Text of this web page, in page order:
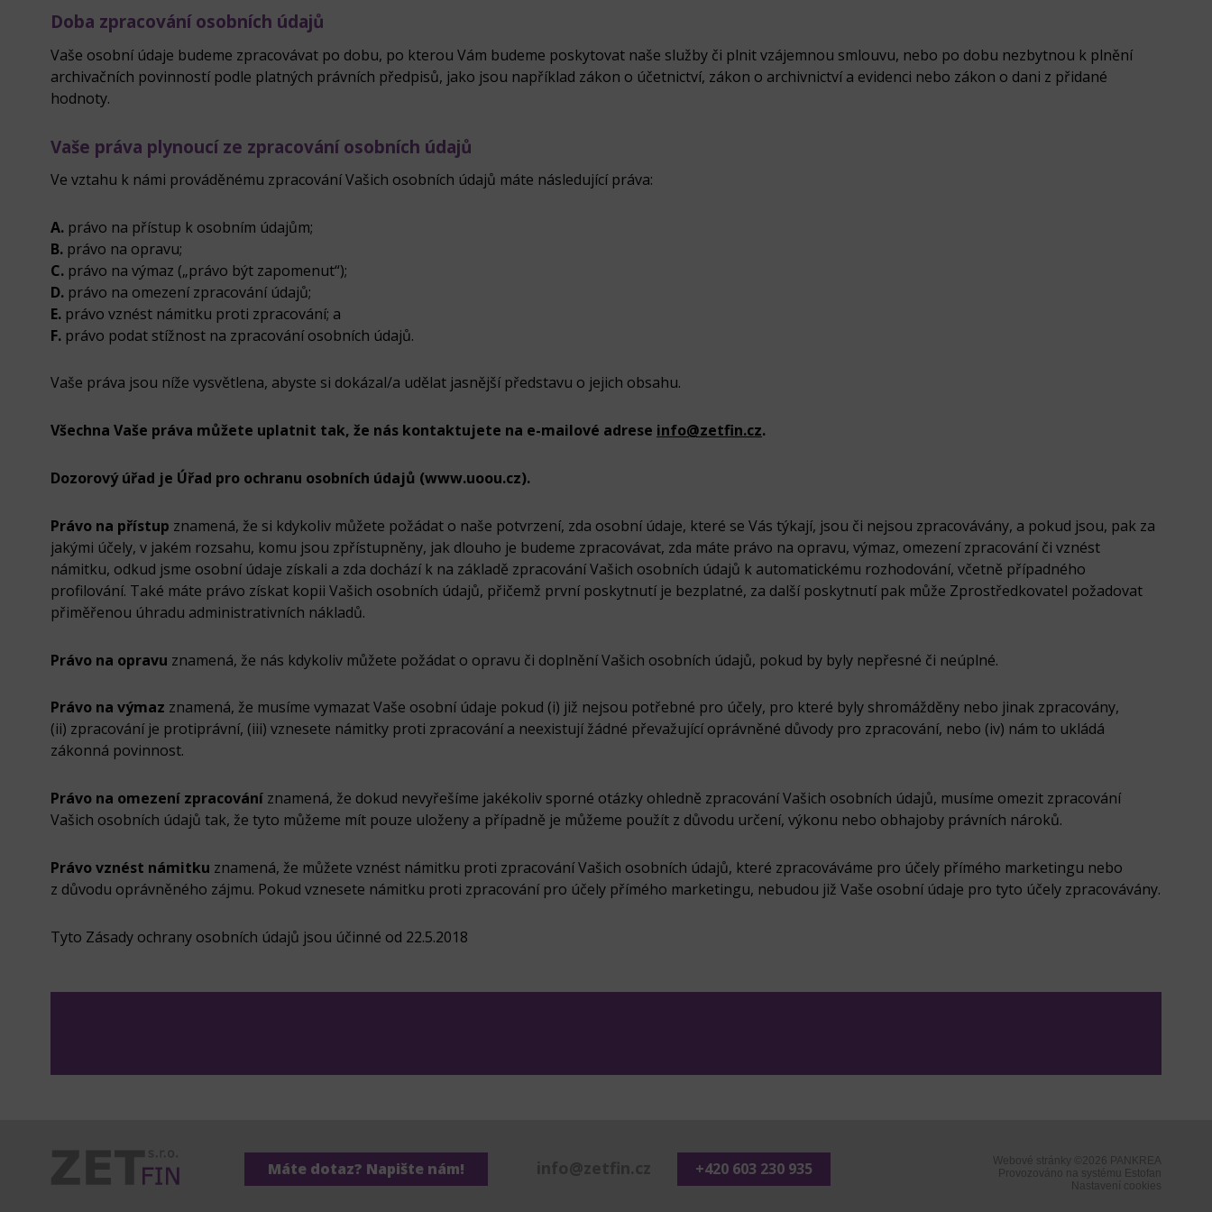
Doba zpracování osobních údajů
Vaše osobní údaje budeme zpracovávat po dobu, po kterou Vám budeme poskytovat naše služby či plnit vzájemnou smlouvu, nebo po dobu nezbytnou k plnění
archivačních povinností podle platných právních předpisů, jako jsou například zákon o účetnictví, zákon o archivnictví a evidenci nebo zákon o dani z přidané
hodnoty.
Vaše práva plynoucí ze zpracování osobních údajů
Ve vztahu k námi prováděnému zpracování Vašich osobních údajů máte následující práva:
A. právo na přístup k osobním údajům;
B. právo na opravu;
C. právo na výmaz („právo být zapomenut“);
D. právo na omezení zpracování údajů;
E. právo vznést námitku proti zpracování; a
F. právo podat stížnost na zpracování osobních údajů.
Vaše práva jsou níže vysvětlena, abyste si dokázal/a udělat jasnější představu o jejich obsahu.
Všechna Vaše práva můžete uplatnit tak, že nás kontaktujete na e-mailové adrese info@zetfin.cz.
Dozorový úřad je Úřad pro ochranu osobních údajů (www.uoou.cz).
Právo na přístup znamená, že si kdykoliv můžete požádat o naše potvrzení, zda osobní údaje, které se Vás týkají, jsou či nejsou zpracovávány, a pokud jsou, pak za
jakými účely, v jakém rozsahu, komu jsou zpřístupněny, jak dlouho je budeme zpracovávat, zda máte právo na opravu, výmaz, omezení zpracování či vznést
námitku, odkud jsme osobní údaje získali a zda dochází k na základě zpracování Vašich osobních údajů k automatickému rozhodování, včetně případného
profilování. Také máte právo získat kopii Vašich osobních údajů, přičemž první poskytnutí je bezplatné, za další poskytnutí pak může Zprostředkovatel požadovat
přiměřenou úhradu administrativních nákladů.
Právo na opravu znamená, že nás kdykoliv můžete požádat o opravu či doplnění Vašich osobních údajů, pokud by byly nepřesné či neúplné.
Právo na výmaz znamená, že musíme vymazat Vaše osobní údaje pokud (i) již nejsou potřebné pro účely, pro které byly shromážděny nebo jinak zpracovány,
(ii) zpracování je protiprávní, (iii) vznesete námitky proti zpracování a neexistují žádné převažující oprávněné důvody pro zpracování, nebo (iv) nám to ukládá
zákonná povinnost.
Právo na omezení zpracování znamená, že dokud nevyřešíme jakékoliv sporné otázky ohledně zpracování Vašich osobních údajů, musíme omezit zpracování
Vašich osobních údajů tak, že tyto můžeme mít pouze uloženy a případně je můžeme použít z důvodu určení, výkonu nebo obhajoby právních nároků.
Právo vznést námitku znamená, že můžete vznést námitku proti zpracování Vašich osobních údajů, které zpracováváme pro účely přímého marketingu nebo
z důvodu oprávněného zájmu. Pokud vznesete námitku proti zpracování pro účely přímého marketingu, nebudou již Vaše osobní údaje pro tyto účely zpracovávány.
Tyto Zásady ochrany osobních údajů jsou účinné od 22.5.2018
Máte dotaz? Napište nám! +420 603 230 935
Webové stránky ©2026 PANKREA
Provozováno na systému Estofan
Nastavení cookies